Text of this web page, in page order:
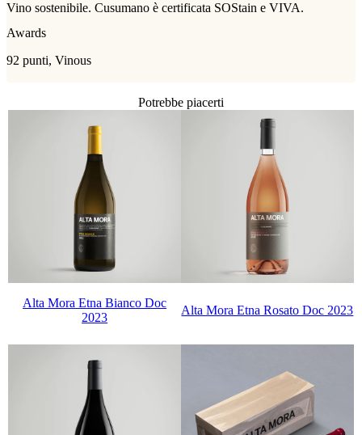
Vino sostenibile. Cusumano è certificata SOStain e VIVA.
Awards
92 punti, Vinous
Potrebbe piacerti
Alta Mora Etna Bianco Doc
2023
Alta Mora Etna Rosato Doc 2023